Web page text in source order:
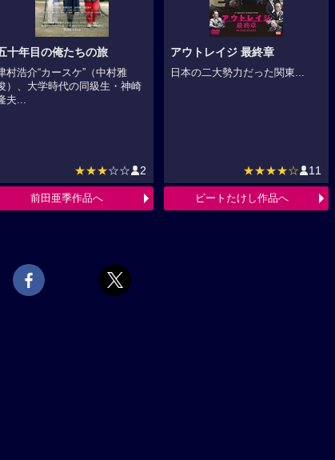
十年目の俺たちの旅
村浩介“カースケ”（中村雅
）、大学時代の同級生・神崎
夫...
★★★☆☆ 2
前田亜季作品へ
アウトレイジ 最終章
日本の二大勢力だった関東...
★★★★☆ 11
ビートたけし作品へ